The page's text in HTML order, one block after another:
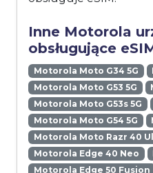
Inne Motorola
obsługujące
Motorola Moto G34 5G
Motorola Moto G53 5G
Motorola Moto G53s 5G
Motorola Moto G54 5G
Motorola Moto Razr 40
Motorola Edge 40 Neo
Motorola Edge 50 Fusion